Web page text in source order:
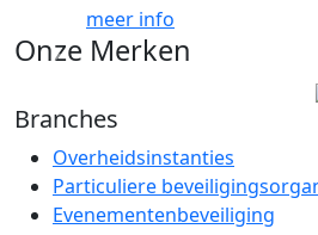
meer info
Onze Merken
Branches
Overheidsinstanties
Particuliere
Evenementenbeveiliging